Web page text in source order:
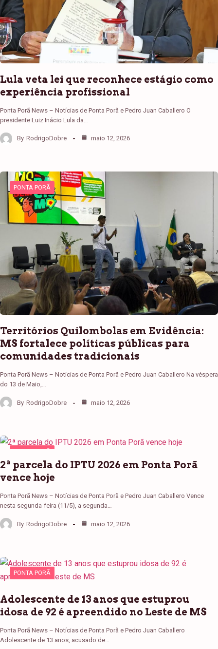
Lula veta lei que reconhece estágio como
experiência profissional
Ponta Porã News – Notícias de Ponta Porã e Pedro Juan Caballero O
presidente Luiz Inácio Lula da…
By RodrigoDobre maio 12, 2026
PONTA PORÃ
Territórios Quilombolas em Evidência:
MS fortalece políticas públicas para
comunidades tradicionais
Ponta Porã News – Notícias de Ponta Porã e Pedro Juan Caballero Na véspera
do 13 de Maio,…
By RodrigoDobre maio 12, 2026
2ª parcela do IPTU 2026 em Ponta Porã
vence hoje
Ponta Porã News – Notícias de Ponta Porã e Pedro Juan Caballero Vence
nesta segunda-feira (11/5), a segunda…
By RodrigoDobre maio 12, 2026
PONTA PORÃ
Adolescente de 13 anos que estuprou
idosa de 92 é apreendido no Leste de MS
Ponta Porã News – Notícias de Ponta Porã e Pedro Juan Caballero
Adolescente de 13 anos, acusado de…